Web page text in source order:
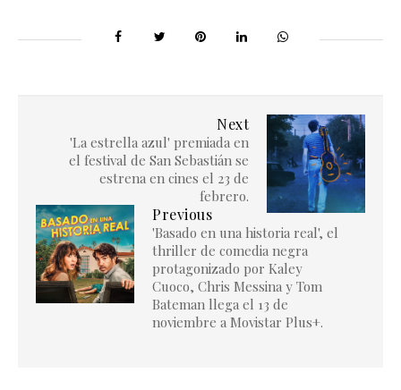
Next
'La estrella azul' premiada en
el festival de San Sebastián se
estrena en cines el 23 de
febrero.
Previous
'Basado en una historia real', el
thriller de comedia negra
protagonizado por Kaley
Cuoco, Chris Messina y Tom
Bateman llega el 13 de
noviembre a Movistar Plus+.